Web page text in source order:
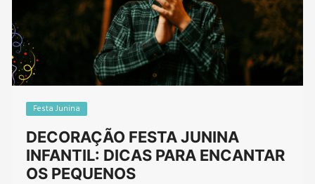
Festa Junina
DECORAÇÃO FESTA JUNINA
INFANTIL: DICAS PARA ENCANTAR
OS PEQUENOS